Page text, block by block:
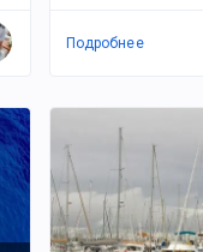
Подробнее